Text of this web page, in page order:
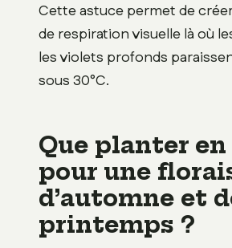
Cette astuce permet de
de respiration visuelle là où
les violets profonds
sous 30°C.
Que planter
pour une
d’automne et
printemps ?